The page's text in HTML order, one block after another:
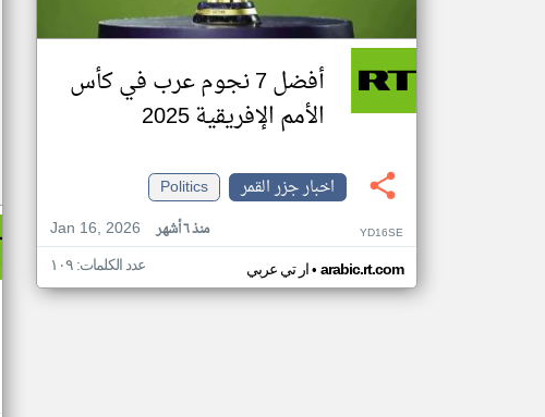
أفضل 7 نجوم عرب في كأس
الأمم الإفريقية 2025
اخبار جزر القمر
Politics
Jan 16, 2026
منذ ٦ أشهر YD16SE
ار تي عربي• arabic.rt.com عدد الكلمات: ١٠٩